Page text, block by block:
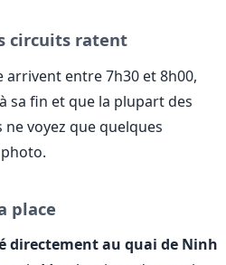
circuits ratent
arrivent entre 7h30 et 8h00,
sa fin et que la plupart des
voyez que quelques
place
directement au quai de Ninh